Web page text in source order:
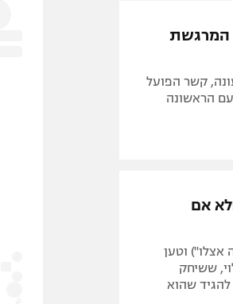
המרגשת
קשר הפועל
הראשונה
אם
אצלו") וטען
ששיחק
שהוא